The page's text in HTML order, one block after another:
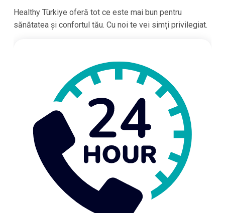
Healthy Türkiye oferă tot ce este mai bun pentru
sănătatea și confortul tău. Cu noi te vei simți privilegiat.